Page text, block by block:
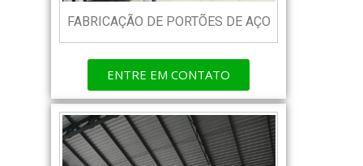
FABRICAÇÃO DE PORTÕES DE AÇO
ENTRE EM CONTATO